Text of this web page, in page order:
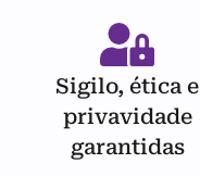
Sigilo, ética e
privavidade
garantidas